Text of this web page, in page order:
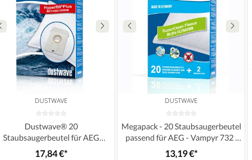
DUSTWAVE
Dustwave® 20
Staubsaugerbeutel für AEG
Vampyr 7301 Electronic -
17,84 €*
DUSTWAVE
Megapack - 20 Staubsaugerbeutel
passend für AEG - Vampyr 732 i
Compact Bodenstaubsauger von
13,19 €*